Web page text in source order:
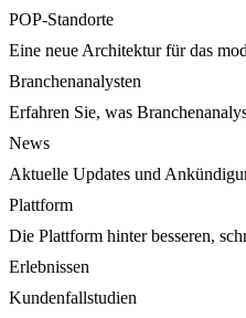
POP-Standorte
Eine neue Architektur für das
Branchenanalysten
Erfahren Sie, was
News
Aktuelle Updates und
Plattform
Die Plattform hinter besseren,
Erlebnissen
Kundenfallstudien